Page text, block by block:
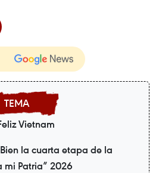
Vietnam
la cuarta etapa de la
mi Patria” 2026